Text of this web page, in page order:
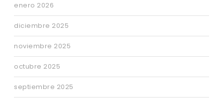
enero 2026
diciembre 2025
noviembre 2025
octubre 2025
septiembre 2025